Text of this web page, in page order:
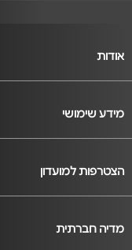
אודות
מידע שימושי
הצטרפות למועדון
מדיה חברתית